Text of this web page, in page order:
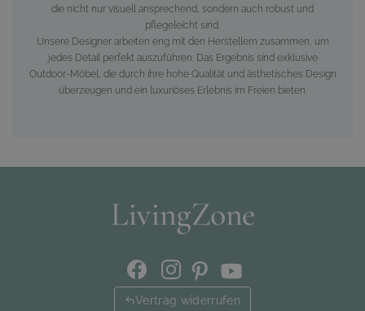
die nicht nur visuell ansprechend, sondern auch robust und
pflegeleicht sind.
Unsere Designer arbeiten eng mit den Herstellern zusammen, um
jedes Detail perfekt auszuführen. Das Ergebnis sind exklusive
Outdoor-Möbel, die durch ihre hohe Qualität und ästhetisches Design
überzeugen und ein luxuriöses Erlebnis im Freien bieten.
Vertrag widerrufen